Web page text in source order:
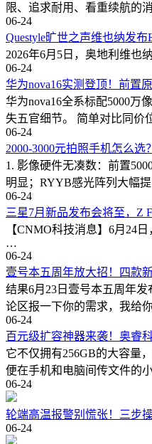
限、追求耐用、看重续航的
06-24
Questyle旷世之声维也纳发
2026年6月5日，奥地利维也
06-24
华为nova16实测登顶！前置
华为nova16全系标配5000万
失五官细节。 简单对比同价
06-24
2000-3000元拍照手机怎么
1. 影像硬件无凑数：前置
明显；RYYB感光阵列大幅
06-24
三星7月新品发布会将至，Z
【CNMO科技消息】6月24
…
06-24
壹号本五周年放大招！四款
结果6月23日壹号本五周年
论区报一下你的需求，我给
06-24
百元级扩容神器来袭！奥睿
它不仅拥有256GB的大容量
便在手机和电脑间传文件的
06-24
轮端高温报警别慌张！三步
06-24